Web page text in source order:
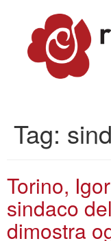
Tag:
Torino,
sindaco
dimostra